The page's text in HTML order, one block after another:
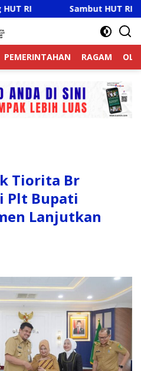
Sambut HUT RI Ke-81, Ricky
PEMERINTAHAN RAGAM
Tiorita Br
Plt Bupati
Lanjutkan